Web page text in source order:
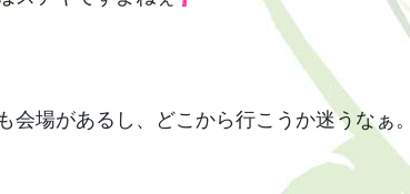
場があるし、どこから行こうか迷うなぁ。